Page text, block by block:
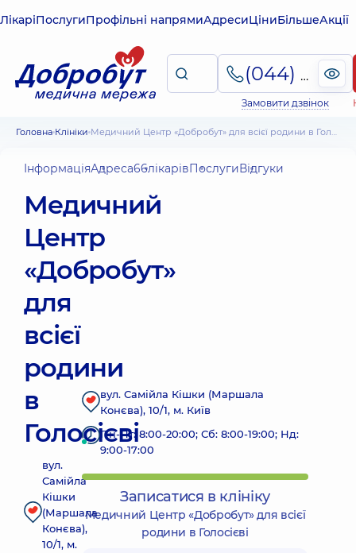
ЛікаріПослугиПрофільні напрямиАдресиЦіниБільшеАкції
(044) 495-2-888
Замовити дзвінок
Головна Клініки Медичний Центр «Добробут» для всієї родини в Голосієві
ІнформаціяАдреса66лікарівПослугиВідгуки
Медичний
Центр
«Добробут»
для
всієї
родини
в
Голосієві
вул.
Самійла
Кішки
(Маршала
Конєва),
10/1, м.
вул. Самійла Кішки (Маршала
Конєва), 10/1, м. Київ
Пн-Пт: 8:00-20:00; Сб: 8:00-19:00; Нд:
9:00-17:00
Записатися в клініку
Медичний Центр «Добробут» для всієї
родини в Голосієві